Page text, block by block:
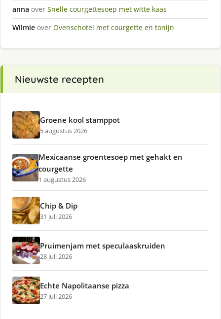
anna over Snelle courgettesoep met witte kaas
Wilmie over Ovenschotel met courgette en tonijn
Nieuwste recepten
Groene kool stamppot
5 augustus 2026
Mexicaanse groentesoep met gehakt en
courgette
1 augustus 2026
Chip & Dip
31 juli 2026
Pruimenjam met speculaaskruiden
28 juli 2026
Echte Napolitaanse pizza
27 juli 2026